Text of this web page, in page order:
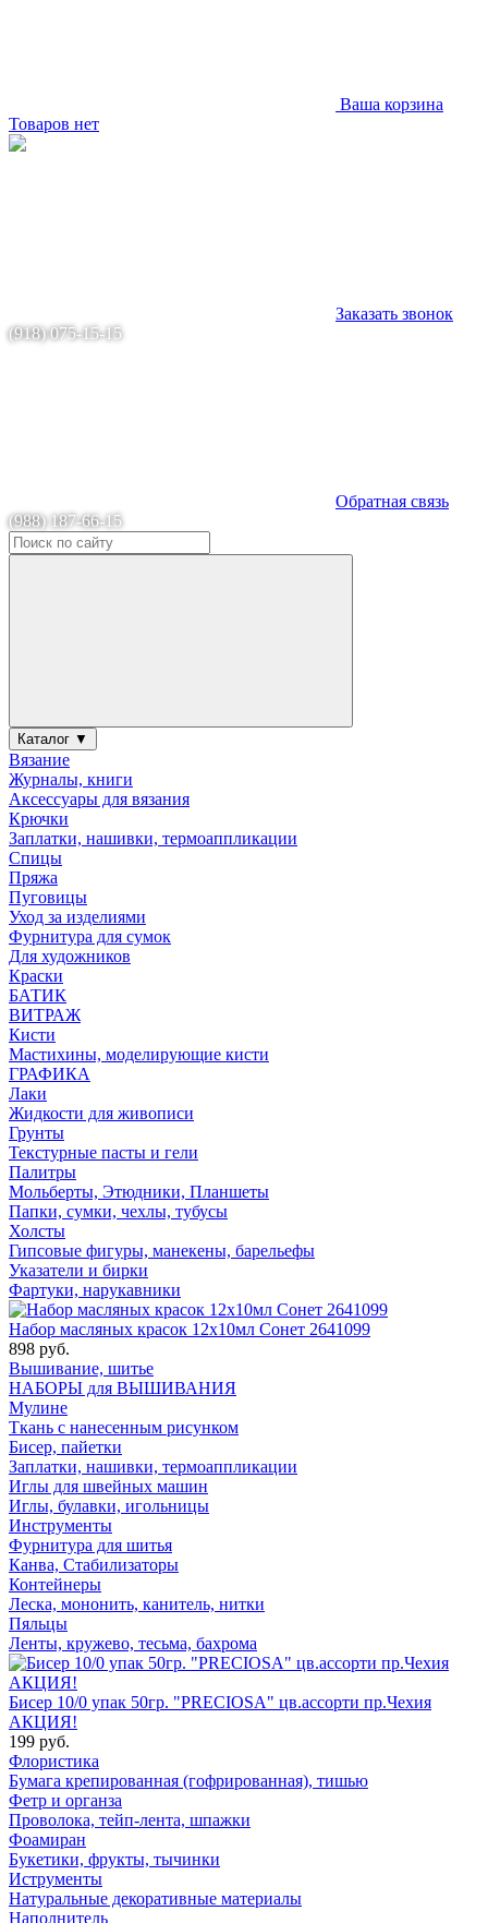
Ваша корзина
Товаров нет
Заказать звонок
(918) 075-15-15
Обратная связь
(988) 187-66-15
Каталог ▼
Вязание
Журналы, книги
Аксессуары для вязания
Крючки
Заплатки, нашивки, термоаппликации
Спицы
Пряжа
Пуговицы
Уход за изделиями
Фурнитура для сумок
Для художников
Краски
БАТИК
ВИТРАЖ
Кисти
Мастихины, моделирующие кисти
ГРАФИКА
Лаки
Жидкости для живописи
Грунты
Текстурные пасты и гели
Палитры
Мольберты, Этюдники, Планшеты
Папки, сумки, чехлы, тубусы
Холсты
Гипсовые фигуры, манекены, барельефы
Указатели и бирки
Фартуки, нарукавники
Набор масляных красок 12х10мл Сонет 2641099
898 руб.
Вышивание, шитье
НАБОРЫ для ВЫШИВАНИЯ
Мулине
Ткань с нанесенным рисунком
Бисер, пайетки
Заплатки, нашивки, термоаппликации
Иглы для швейных машин
Иглы, булавки, игольницы
Инструменты
Фурнитура для шитья
Канва, Стабилизаторы
Контейнеры
Леска, мононить, канитель, нитки
Пяльцы
Ленты, кружево, тесьма, бахрома
Бисер 10/0 упак 50гр. "PRECIOSA" цв.ассорти пр.Чехия
АКЦИЯ!
199 руб.
Флористика
Бумага крепированная (гофрированная), тишью
Фетр и органза
Проволока, тейп-лента, шпажки
Фоамиран
Букетики, фрукты, тычинки
Иструменты
Натуральные декоративные материалы
Наполнитель